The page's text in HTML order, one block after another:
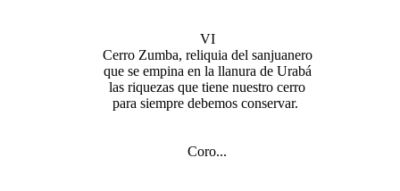
VI
Cerro Zumba, reliquia del sanjuanero
que se empina en la llanura de Urabá
las riquezas que tiene nuestro cerro
para siempre debemos conservar.
Coro...